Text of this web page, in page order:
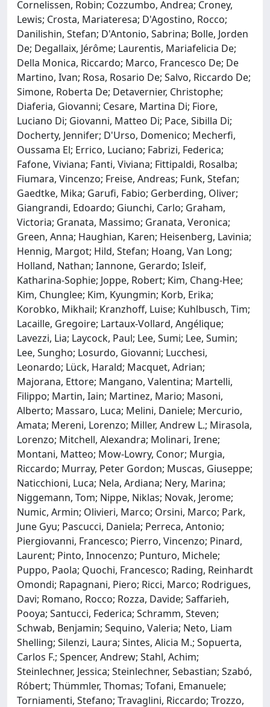
Cornelissen, Robin; Cozzumbo, Andrea; Croney,
Lewis; Crosta, Mariateresa; D'Agostino, Rocco;
Danilishin, Stefan; D'Antonio, Sabrina; Bolle, Jorden
De; Degallaix, Jérôme; Laurentis, Mariafelicia De;
Della Monica, Riccardo; Marco, Francesco De; De
Martino, Ivan; Rosa, Rosario De; Salvo, Riccardo De;
Simone, Roberta De; Detavernier, Christophe;
Diaferia, Giovanni; Cesare, Martina Di; Fiore,
Luciano Di; Giovanni, Matteo Di; Pace, Sibilla Di;
Docherty, Jennifer; D'Urso, Domenico; Mecherfi,
Oussama El; Errico, Luciano; Fabrizi, Federica;
Fafone, Viviana; Fanti, Viviana; Fittipaldi, Rosalba;
Fiumara, Vincenzo; Freise, Andreas; Funk, Stefan;
Gaedtke, Mika; Garufi, Fabio; Gerberding, Oliver;
Giangrandi, Edoardo; Giunchi, Carlo; Graham,
Victoria; Granata, Massimo; Granata, Veronica;
Green, Anna; Haughian, Karen; Heisenberg, Lavinia;
Hennig, Margot; Hild, Stefan; Hoang, Van Long;
Holland, Nathan; Iannone, Gerardo; Isleif,
Katharina-Sophie; Joppe, Robert; Kim, Chang-Hee;
Kim, Chunglee; Kim, Kyungmin; Korb, Erika;
Korobko, Mikhail; Kranzhoff, Luise; Kuhlbusch, Tim;
Lacaille, Gregoire; Lartaux-Vollard, Angélique;
Lavezzi, Lia; Laycock, Paul; Lee, Sumi; Lee, Sumin;
Lee, Sungho; Losurdo, Giovanni; Lucchesi,
Leonardo; Lück, Harald; Macquet, Adrian;
Majorana, Ettore; Mangano, Valentina; Martelli,
Filippo; Martin, Iain; Martinez, Mario; Masoni,
Alberto; Massaro, Luca; Melini, Daniele; Mercurio,
Amata; Mereni, Lorenzo; Miller, Andrew L.; Mirasola,
Lorenzo; Mitchell, Alexandra; Molinari, Irene;
Montani, Matteo; Mow-Lowry, Conor; Murgia,
Riccardo; Murray, Peter Gordon; Muscas, Giuseppe;
Naticchioni, Luca; Nela, Ardiana; Nery, Marina;
Niggemann, Tom; Nippe, Niklas; Novak, Jerome;
Numic, Armin; Olivieri, Marco; Orsini, Marco; Park,
June Gyu; Pascucci, Daniela; Perreca, Antonio;
Piergiovanni, Francesco; Pierro, Vincenzo; Pinard,
Laurent; Pinto, Innocenzo; Punturo, Michele;
Puppo, Paola; Quochi, Francesco; Rading, Reinhardt
Omondi; Rapagnani, Piero; Ricci, Marco; Rodrigues,
Davi; Romano, Rocco; Rozza, Davide; Saffarieh,
Pooya; Santucci, Federica; Schramm, Steven;
Schwab, Benjamin; Sequino, Valeria; Neto, Liam
Shelling; Silenzi, Laura; Sintes, Alicia M.; Sopuerta,
Carlos F.; Spencer, Andrew; Stahl, Achim;
Steinlechner, Jessica; Steinlechner, Sebastian; Szabó,
Róbert; Thümmler, Thomas; Tofani, Emanuele;
Torniamenti, Stefano; Travaglini, Riccardo; Trozzo,